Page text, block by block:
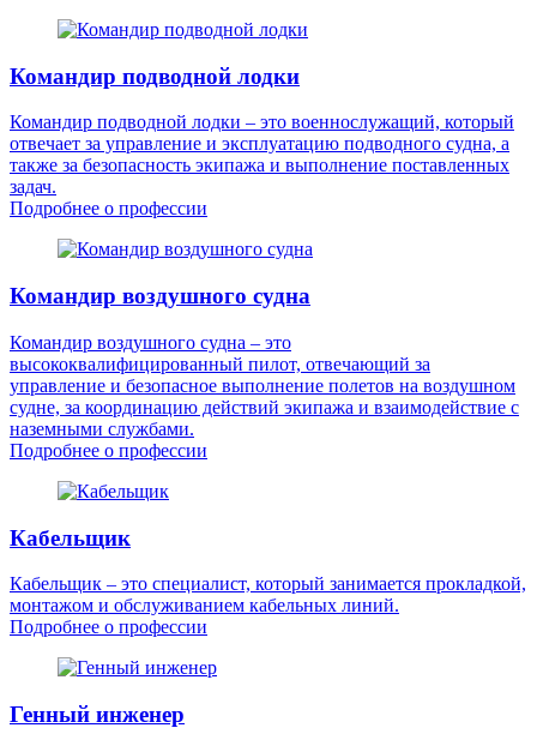
Командир подводной лодки
Командир подводной лодки – это военнослужащий, который
отвечает за управление и эксплуатацию подводного судна, а
также за безопасность экипажа и выполнение поставленных
задач.
Подробнее о профессии
Командир воздушного судна
Командир воздушного судна – это
высококвалифицированный пилот, отвечающий за
управление и безопасное выполнение полетов на воздушном
судне, за координацию действий экипажа и взаимодействие с
наземными службами.
Подробнее о профессии
Кабельщик
Кабельщик – это специалист, который занимается прокладкой,
монтажом и обслуживанием кабельных линий.
Подробнее о профессии
Генный инженер